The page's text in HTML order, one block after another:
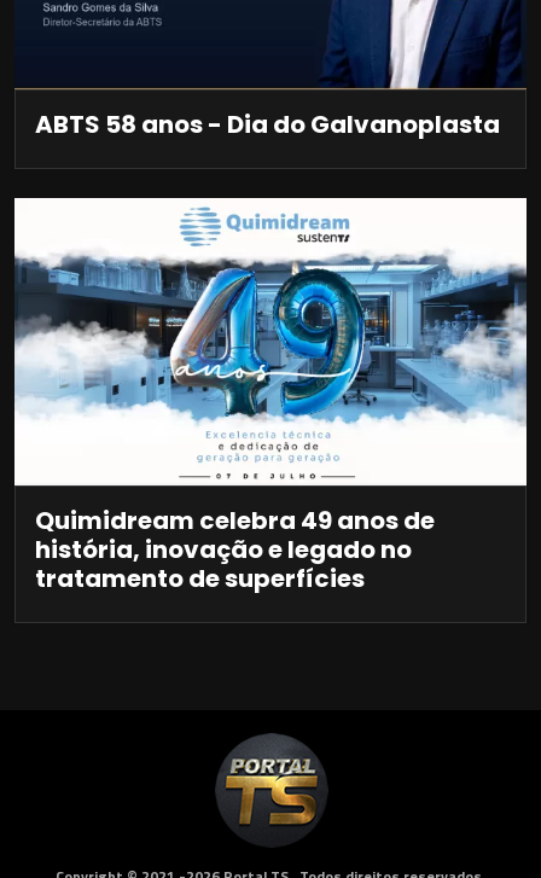
ABTS 58 anos - Dia do Galvanoplasta
Quimidream celebra 49 anos de
história, inovação e legado no
tratamento de superfícies